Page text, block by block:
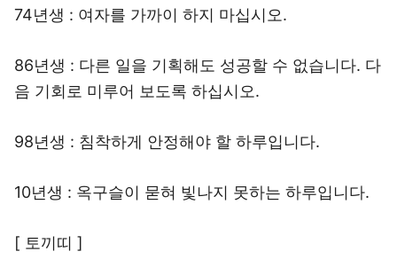
74년생 : 여자를 가까이 하지 마십시오.
86년생 : 다른 일을 기획해도 성공할 수 없습니다. 다
음 기회로 미루어 보도록 하십시오.
98년생 : 침착하게 안정해야 할 하루입니다.
10년생 : 옥구슬이 묻혀 빛나지 못하는 하루입니다.
[ 토끼띠 ]